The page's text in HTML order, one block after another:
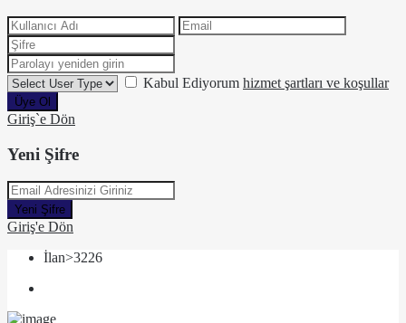
Kabul Ediyorum hizmet şartları ve koşullar
Üye Ol
Giriş`e Dön
Yeni Şifre
Yeni Şifre
Giriş'e Dön
İlan>3226